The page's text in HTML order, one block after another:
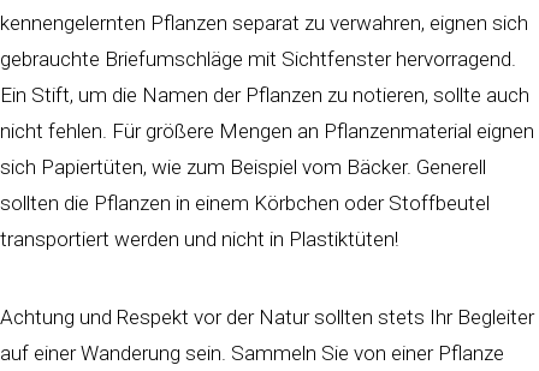
kennengelernten Pflanzen separat zu verwahren, eignen sich
gebrauchte Briefumschläge mit Sichtfenster hervorragend.
Ein Stift, um die Namen der Pflanzen zu notieren, sollte auch
nicht fehlen. Für größere Mengen an Pflanzenmaterial eignen
sich Papiertüten, wie zum Beispiel vom Bäcker. Generell
sollten die Pflanzen in einem Körbchen oder Stoffbeutel
transportiert werden und nicht in Plastiktüten!
Achtung und Respekt vor der Natur sollten stets Ihr Begleiter
auf einer Wanderung sein. Sammeln Sie von einer Pflanze